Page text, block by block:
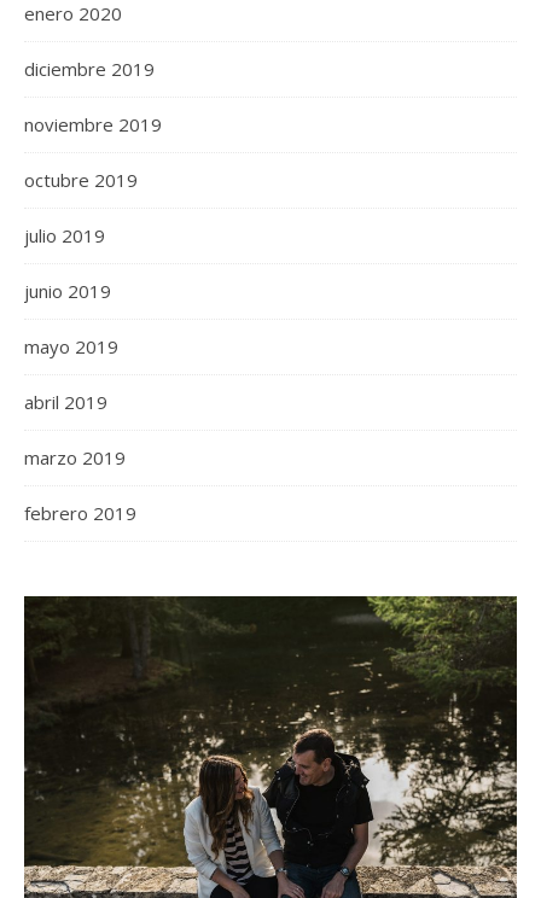
enero 2020
diciembre 2019
noviembre 2019
octubre 2019
julio 2019
junio 2019
mayo 2019
abril 2019
marzo 2019
febrero 2019